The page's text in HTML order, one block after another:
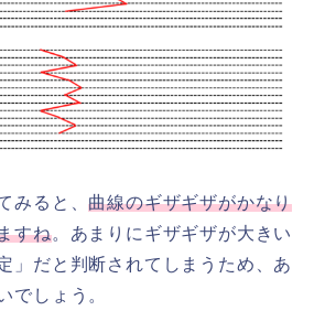
みると、曲線のギザギザがかなり
すね。あまりにギザギザが大きい
」だと判断されてしまうため、あ
でしょう。